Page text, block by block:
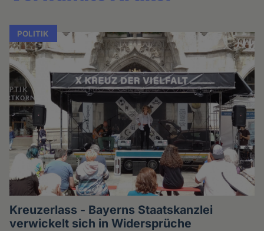
POLITIK
Kreuzerlass - Bayerns Staatskanzlei
verwickelt sich in Widersprüche